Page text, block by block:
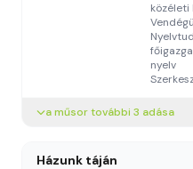
közéleti
nyelv
a műsor további 3 adása
Házunk táján